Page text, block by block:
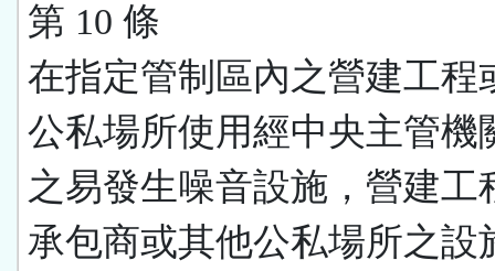
第 10 條
在指定管制區內之營建工程
公私場所使用經中央主管機
之易發生噪音設施，營建工
承包商或其他公私場所之設